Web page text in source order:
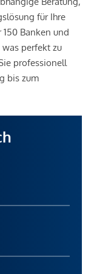
für Ihre
Banken und
perfekt zu
professionell
bis zum